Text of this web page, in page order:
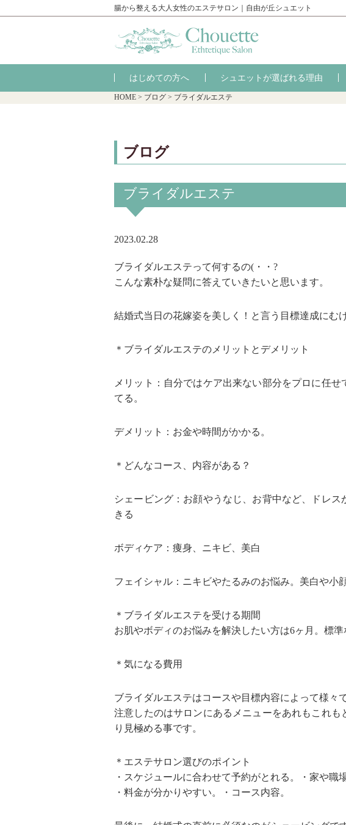
腸から整える大人女性のエステサロン｜自由が丘シュエット
はじめての方へ シュエットが選ばれる理由
HOME > ブログ > ブライダルエステ
ブログ
ブライダルエステ
2023.02.28
ブライダルエステって何するの(・・?
こんな素朴な疑問に答えていきたいと思います。
結婚式当日の花嫁姿を美しく！と言う目標達成にむ
＊ブライダルエステのメリットとデメリット
メリット：自分ではケア出来ない部分をプロに任
てる。
デメリット：お金や時間がかかる。
＊どんなコース、内容がある？
シェービング：お顔やうなじ、お背中など、ドレ
きる
ボディケア：痩身、ニキビ、美白
フェイシャル：ニキビやたるみのお悩み。美白や小顔
＊ブライダルエステを受ける期間
お肌やボディのお悩みを解決したい方は6ヶ月。標準
＊気になる費用
ブライダルエステはコースや目標内容によって様々で
注意したのはサロンにあるメニューをあれもこれ
り見極める事です。
＊エステサロン選びのポイント
・スケジュールに合わせて予約がとれる。・家や職
・料金が分かりやすい。・コース内容。